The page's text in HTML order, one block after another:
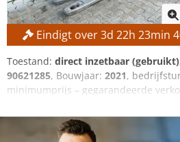
Eindigt over3d 22h 23min
Toestand: direct inzetbaar (gebruikt)
90621285, Bouwjaar: 2021,
minimumprijs – gegarandeerde
2.800 mm Bouwhoogte: 1.950 mm
ionbatterij Bedrijfsuren: 560 uur
referentie: SL1145SP